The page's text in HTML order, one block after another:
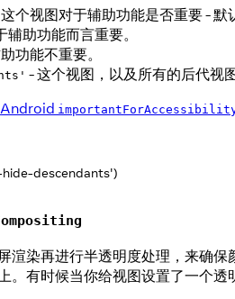
个视图对于辅助功能是否重要 - 默
助功能而言重要。
功能不重要。
- 这个视图，以及所有的后代视
Android
descendants')
渲染再进行半透明度处理，来确
。有时候当你给视图设置了一个